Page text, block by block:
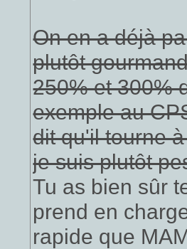
On en a déjà
plutôt
250% et 300%
exemple au
dit qu'il tourne
je suis plutôt
Tu as bien sûr
prend en
rapide que